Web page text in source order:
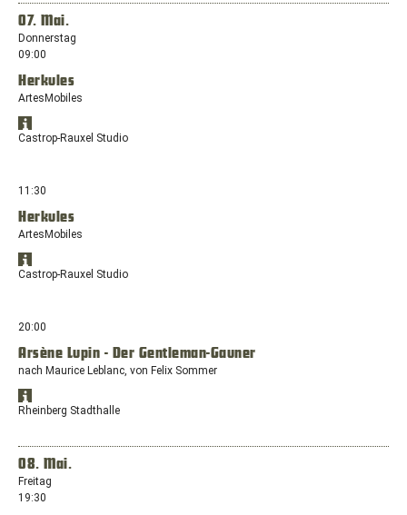
31226
Peine
anzeigen
in
einem
neuen
mit
dem
Standort:
Europaplatz,
07. Mai.
Donnerstag
09:00
Herkules
ArtesMobiles
Standort
in
Öffnet
in
neuen
Fenster
mit
dem
Standort:
Castrop-
Rauxel
Castrop-Rauxel Studio
11:30
Herkules
ArtesMobiles
Standort
in
Öffnet
in
neuen
Fenster
mit
dem
Standort:
Castrop-
Rauxel
Castrop-Rauxel Studio
20:00
Arsène Lupin - Der Gentleman-Gauner
nach Maurice Leblanc, von Felix Sommer
Standort
in
anzeigen
Öffnet
in
einem
neuen
Rheinberg Stadthalle
08. Mai.
Freitag
19:30